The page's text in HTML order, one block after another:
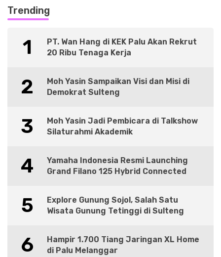
Trending
1
PT. Wan Hang di KEK Palu Akan Rekrut
20 Ribu Tenaga Kerja
2
Moh Yasin Sampaikan Visi dan Misi di
Demokrat Sulteng
3
Moh Yasin Jadi Pembicara di Talkshow
Silaturahmi Akademik
4
Yamaha Indonesia Resmi Launching
Grand Filano 125 Hybrid Connected
5
Explore Gunung Sojol, Salah Satu
Wisata Gunung Tetinggi di Sulteng
6
Hampir 1.700 Tiang Jaringan XL Home
di Palu Melanggar